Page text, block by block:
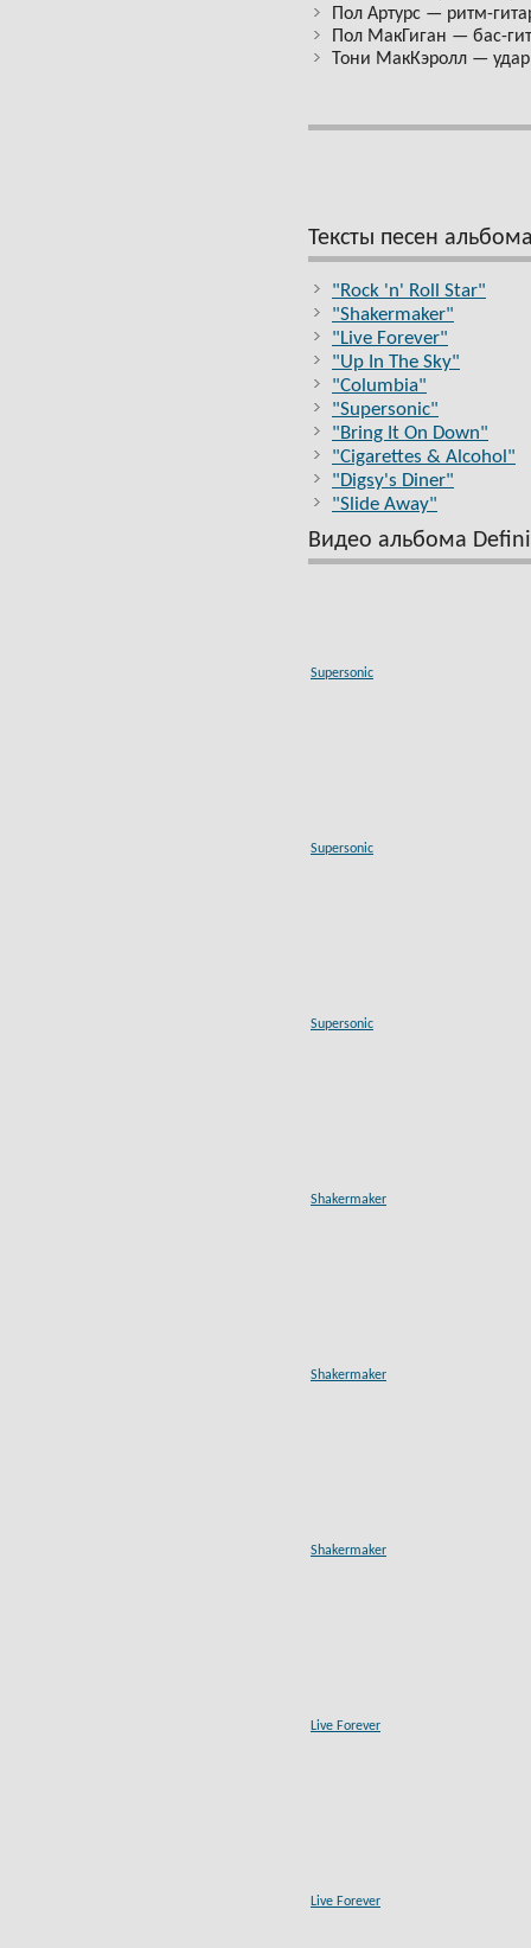
Пол Артурс — ритм-
Пол МакГиган — бас-
Тони МакКэролл —
Тексты песен
"Rock 'n' Roll Star"
"Shakermaker"
"Live Forever"
"Up In The Sky"
"Columbia"
"Supersonic"
"Bring It On Down"
"Cigarettes & Alcohol"
"Digsy's Diner"
"Slide Away"
Видео альбома
Supersonic
Supersonic
Supersonic
Shakermaker
Shakermaker
Shakermaker
Live Forever
Live Forever